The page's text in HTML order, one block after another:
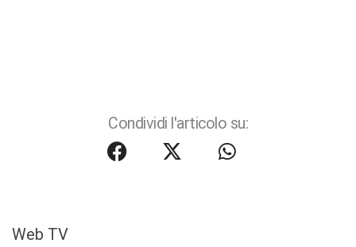
Condividi l'articolo su:
Web TV